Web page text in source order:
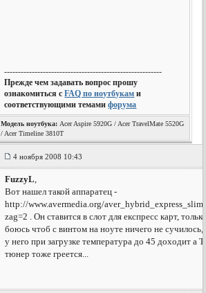
---------------------------------------------------------
Прежде чем задавать вопрос прошу
ознакомиться сFAQ по ноутбукам и
соответствующими темамифорума
Модель ноутбука: Acer Aspire 5920G / Acer TravelMate 5520G
/ Acer Timeline 3810T
4 ноября 2008 10:43
FuzzyL,
Вот нашел такой аппаратец -
http://www.avermedia.org/
zag=2 . Он ставится в слот для експресс карт,
боюсь чтоб с винтом на ноуте ничего не сучилось,
у него при загрузке температура до 45 доходит а
тюнер тоже греется...